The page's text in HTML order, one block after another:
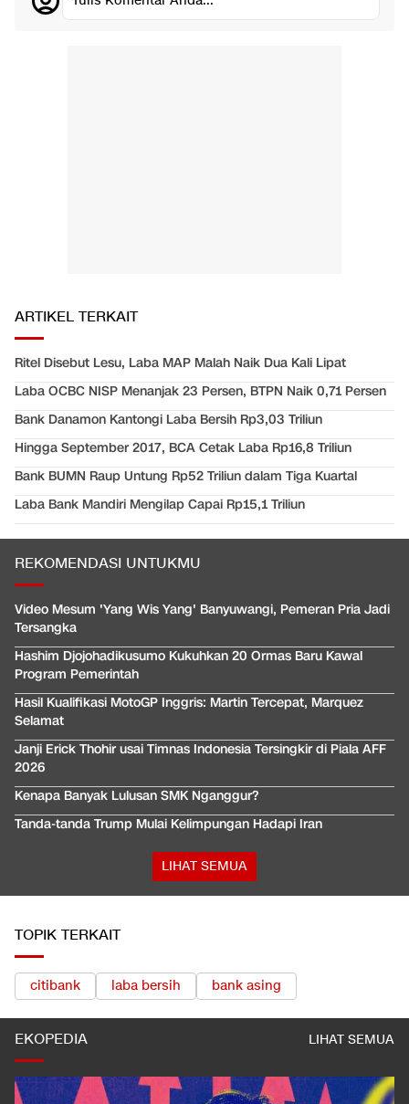
ARTIKEL TERKAIT
Ritel Disebut Lesu, Laba MAP Malah Naik Dua Kali Lipat
Laba OCBC NISP Menanjak 23 Persen, BTPN Naik 0,71 Persen
Bank Danamon Kantongi Laba Bersih Rp3,03 Triliun
Hingga September 2017, BCA Cetak Laba Rp16,8 Triliun
Bank BUMN Raup Untung Rp52 Triliun dalam Tiga Kuartal
Laba Bank Mandiri Mengilap Capai Rp15,1 Triliun
REKOMENDASI UNTUKMU
Video Mesum 'Yang Wis Yang' Banyuwangi, Pemeran Pria Jadi
Tersangka
Hashim Djojohadikusumo Kukuhkan 20 Ormas Baru Kawal
Program Pemerintah
Hasil Kualifikasi MotoGP Inggris: Martin Tercepat, Marquez
Selamat
Janji Erick Thohir usai Timnas Indonesia Tersingkir di Piala AFF
2026
Kenapa Banyak Lulusan SMK Nganggur?
Tanda-tanda Trump Mulai Kelimpungan Hadapi Iran
LIHAT SEMUA
TOPIK TERKAIT
citibank laba bersih bank asing
EKOPEDIA LIHAT SEMUA